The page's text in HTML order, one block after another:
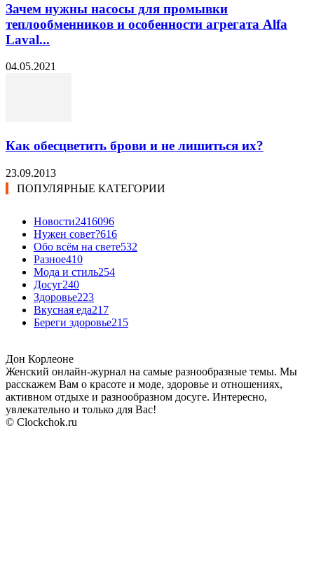
Зачем нужны насосы для промывки
теплообменников и особенности агрегата Alfa
Laval...
04.05.2021
Как обесцветить брови и не лишиться их?
23.09.2013
ПОПУЛЯРНЫЕ КАТЕГОРИИ
Новости2416096
Нужен совет?616
Обо всём на свете532
Разное410
Мода и стиль254
Досуг240
Здоровье223
Вкусная еда217
Береги здоровье215
Дон Корлеоне
Женский онлайн-журнал на самые разнообразные темы. Мы
расскажем Вам о красоте и моде, здоровье и отношениях,
активном отдыхе и разнообразном досуге. Интересно,
увлекательно и только для Вас!
© Clockchok.ru